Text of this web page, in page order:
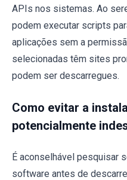
APIs nos sistemas. Ao
podem executar scripts
aplicações sem a
selecionadas têm sites
podem ser descarregues.
Como evitar a
potencialmente
É aconselhável pesquisar
software antes de